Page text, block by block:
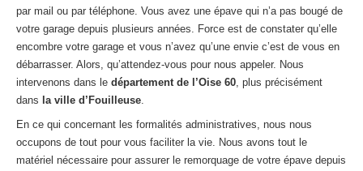
par mail ou par téléphone. Vous avez une épave qui n’a pas bougé de
votre garage depuis plusieurs années. Force est de constater qu’elle
encombre votre garage et vous n’avez qu’une envie c’est de vous en
débarrasser. Alors, qu’attendez-vous pour nous appeler. Nous
intervenons dans le département de l’Oise 60, plus précisément
dans la ville d’Fouilleuse.
En ce qui concernant les formalités administratives, nous nous
occupons de tout pour vous faciliter la vie. Nous avons tout le
matériel nécessaire pour assurer le remorquage de votre épave depuis